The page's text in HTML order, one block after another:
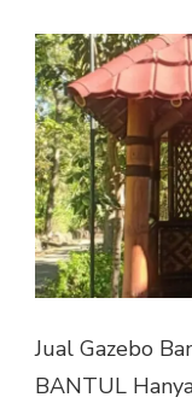
Jual Gazebo
BANTUL